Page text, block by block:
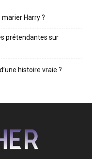
marier Harry ?
prétendantes sur
histoire vraie ?